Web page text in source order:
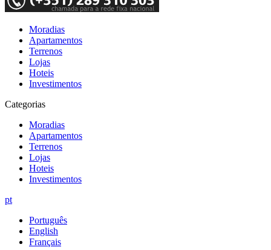
Moradias
Apartamentos
Terrenos
Lojas
Hoteis
Investimentos
Categorias
Moradias
Apartamentos
Terrenos
Lojas
Hoteis
Investimentos
pt
Português
English
Français